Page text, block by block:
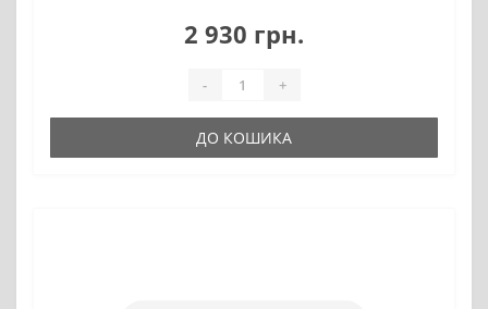
2 930 грн.
- +
ДО КОШИКА